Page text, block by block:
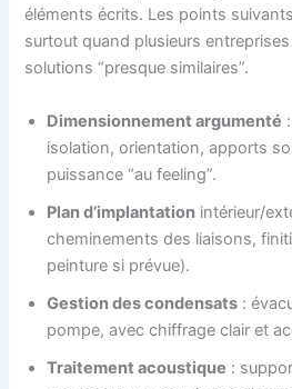
éléments écrits. Les points
surtout quand plusieurs
solutions “presque similaires”.
Dimensionnement argumenté
isolation, orientation, apports
puissance “au feeling”.
Plan d’implantation intérieur/
cheminements des liaisons,
peinture si prévue).
Gestion des condensats :
pompe, avec chiffrage clair et
Traitement acoustique :